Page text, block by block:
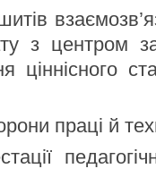
з центром
праці й